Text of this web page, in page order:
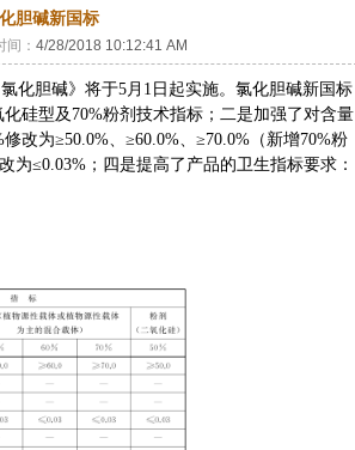
胆碱新国标
间： 4/28/2018 10:12:41 AM
氯化胆碱》将于5月 1 日起实施。氯化胆碱新国标
化硅型及70%粉剂技术指标；二是加强了对含量
修改为≥50.0%、≥60.0%、≥70.0% （新增70%粉
为≤0.03% ；四是提高了产品的卫生指标要求：